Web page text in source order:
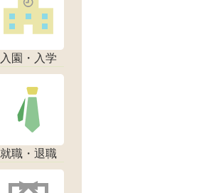
入園・入学
就職・退職